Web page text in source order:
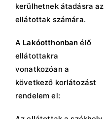
kerülhetnek átadásra az
ellátottak számára.
A Lakóotthonban élő
ellátottakra
vonatkozóan a
következő korlátozást
rendelem el: